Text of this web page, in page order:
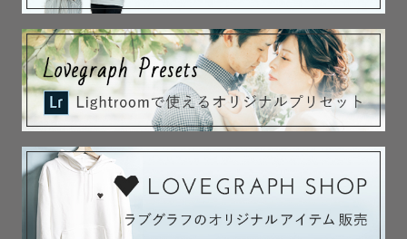
北海道/青森/山形(庄内・山形市)/岩手/東京/ 神奈川  / 埼
玉 /千葉 / 茨城
/ 群馬/長野/山梨 /静岡/ 愛知/岐阜/石川/兵庫 /京都/大阪/
和歌山/滋賀
/山口/福岡/大分/熊本/宮崎/北海道/沖縄（本島・石垣島・
宮古島・久米島）
旅行が好きでカメラを持って4０県
旅行した経験があり、ほぼ全国の
おすすめ撮影スポットを熟知しております。